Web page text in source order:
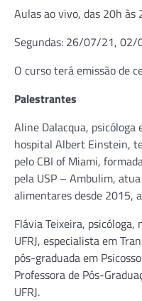
Aulas ao vivo, das 20h às
Segundas: 26/07/21,
O curso terá emissão de
Palestrantes
Aline Dalacqua, psicóloga
hospital Albert Einstein,
pelo CBI of Miami,
pela USP – Ambulim,
alimentares desde 2015,
Flávia Teixeira,
UFRJ, especialista em
pós-graduada em
Professora de Pós-
UFRJ.